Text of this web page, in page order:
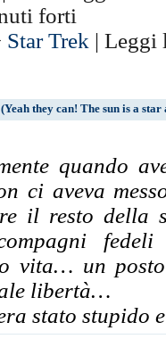
forti
Star Trek | Leggi
they can! The sun is a
quando
ci aveva
il resto della
vita… un
libertà…
stato stupido